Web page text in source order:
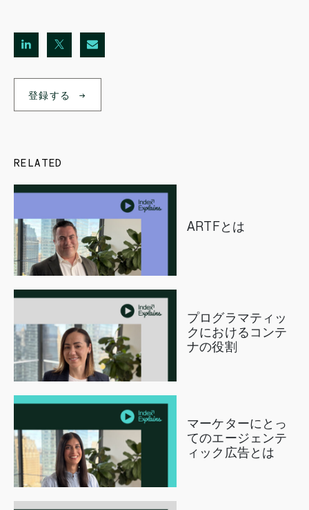
登録する
RELATED
ARTFとは
プログラマティッ
クにおけるコンテ
ナの役割
マーケターにとっ
てのエージェンテ
ィック広告とは